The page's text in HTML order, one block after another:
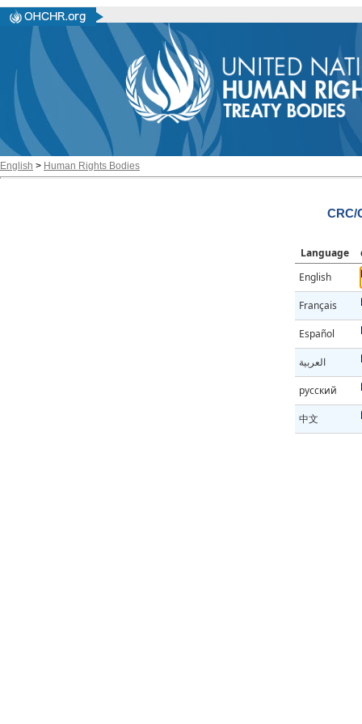
English > Human Rights Bodies
CRC/
Language
English
Français
Español
العربية
русский
中文